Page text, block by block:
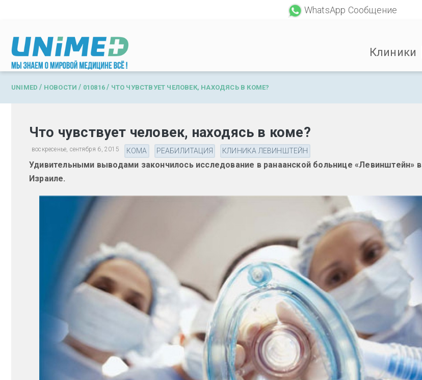
WhatsApp Сообщение
Клиники
UNIMED / НОВОСТИ / 010816 / ЧТО ЧУВСТВУЕТ ЧЕЛОВЕК, НАХОДЯСЬ В КОМЕ?
Что чувствует человек, находясь в коме?
воскресенье, сентября 6, 2015 КОМА РЕАБИЛИТАЦИЯ КЛИНИКА ЛЕВИНШТЕЙН
Удивительными выводами закончилось исследование в ранаанской больнице «Левинштейн» в
Израиле.